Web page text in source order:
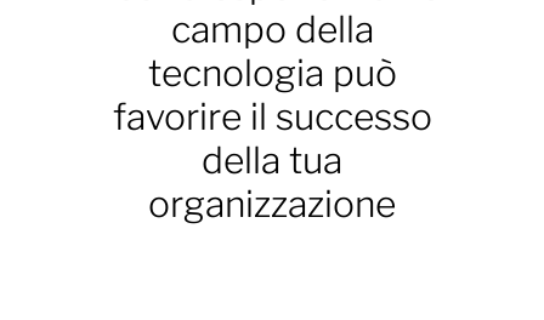
campo della
tecnologia può
favorire il successo
della tua
organizzazione